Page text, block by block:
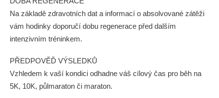
Na základě zdravotních dat a informací o absolvované zátěži
vám hodinky doporučí dobu regenerace před dalším
intenzivním tréninkem.
PŘEDPOVĚĎ VÝSLEDKŮ
Vzhledem k vaší kondici odhadne váš cílový čas pro běh na
5K, 10K, půlmaraton či maraton.